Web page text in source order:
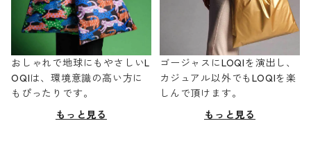
おしゃれで地球にもやさしいL
OQIは、環境意識の高い方に
もぴったりです。
もっと見る
ゴージャスにLOQIを演出し、
カジュアル以外でもLOQIを楽
しんで頂けます。
もっと見る